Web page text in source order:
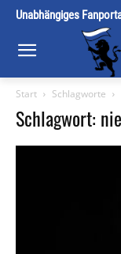
Unabhängiges
Start Schlagworte
Schlagwort: